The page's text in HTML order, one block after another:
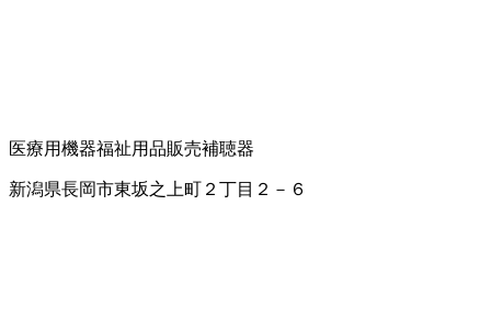
医療用機器福祉用品販売補聴器
新潟県長岡市東坂之上町２丁目２－６